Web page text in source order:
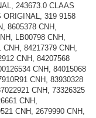
243673.0 CLAAS
ORIGINAL, 319 9158
8605378 CNH,
LB00798 CNH,
CNH, 84217379 CNH,
CNH, 84207568
CNH, 84015068
CNH, 83930328
CNH, 73326325
CNH,
CNH, 2679990 CNH,